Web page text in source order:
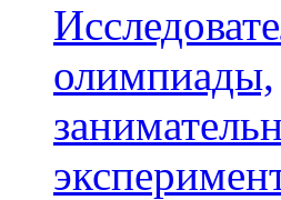
олимпиады,